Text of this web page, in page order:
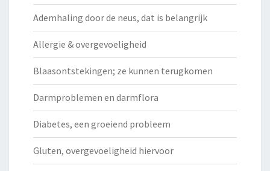
Ademhaling door de neus, dat is belangrijk
Allergie & overgevoeligheid
Blaasontstekingen; ze kunnen terugkomen
Darmproblemen en darmflora
Diabetes, een groeiend probleem
Gluten, overgevoeligheid hiervoor